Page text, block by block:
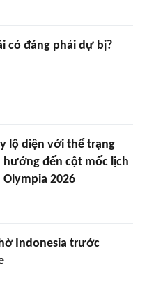
có đáng phải dự bị?
lộ diện với thể trạng
đến cột mốc lịch
2026
Indonesia trước